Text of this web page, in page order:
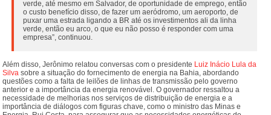
verde, até mesmo em Salvador, de oportunidade de emprego, então
o custo benefício disso, de fazer um aeródromo, um aeroporto, de
puxar uma estrada ligando a BR até os investimentos ali da linha
verde, então eu arco, o que eu não posso é responder com uma
empresa”, continuou.
Além disso, Jerônimo relatou conversas com o presidente Luiz Inácio Lula da
Silva sobre a situação do fornecimento de energia na Bahia, abordando
questões como a falta de leilões de linhas de transmissão pelo governo
anterior e a importância da energia renovável. O governador ressaltou a
necessidade de melhorias nos serviços de distribuição de energia e a
importância de diálogos com figuras chave, como o ministro das Minas e